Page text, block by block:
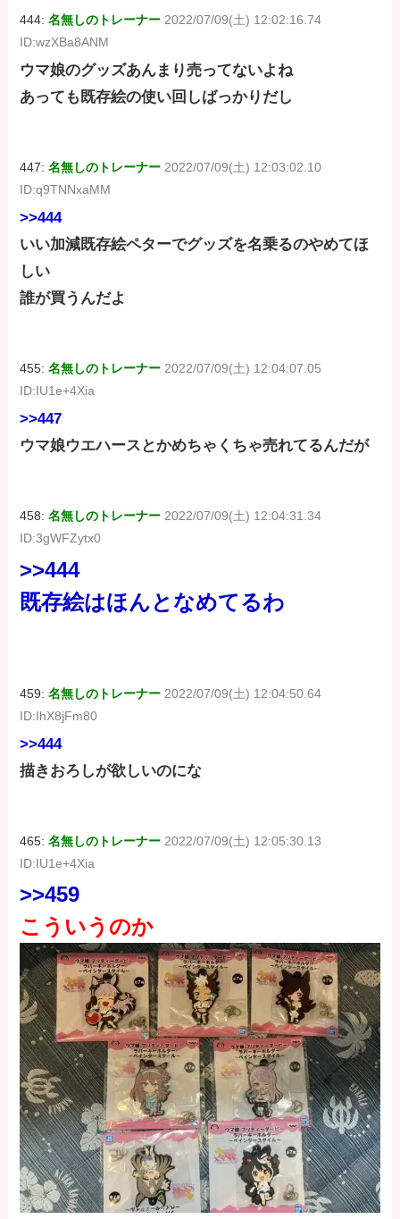
444:名無しのトレーナー 2022/07/09(土) 12:02:16.74
ID:wzXBa8ANM
ウマ娘のグッズあんまり売ってないよね
あっても既存絵の使い回しばっかりだし
447:名無しのトレーナー 2022/07/09(土) 12:03:02.10
ID:q9TNNxaMM
>>444
いい加減既存絵ペターでグッズを名乗るのやめてほ
しい
誰が買うんだよ
455:名無しのトレーナー 2022/07/09(土) 12:04:07.05
ID:IU1e+4Xia
>>447
ウマ娘ウエハースとかめちゃくちゃ売れてるんだが
458:名無しのトレーナー 2022/07/09(土) 12:04:31.34
ID:3gWFZytx0
>>444
既存絵はほんとなめてるわ
459:名無しのトレーナー 2022/07/09(土) 12:04:50.64
ID:IhX8jFm80
>>444
描きおろしが欲しいのにな
465:名無しのトレーナー 2022/07/09(土) 12:05:30.13
ID:IU1e+4Xia
>>459
こういうのか